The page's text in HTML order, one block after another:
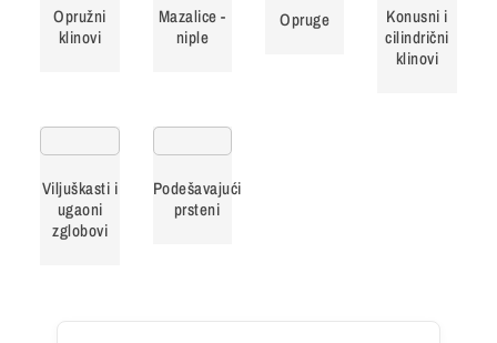
Opružni
klinovi
Mazalice -
niple
Opruge
Konusni i
cilindrični
klinovi
Viljuškasti i
ugaoni
zglobovi
Podešavajući
prsteni